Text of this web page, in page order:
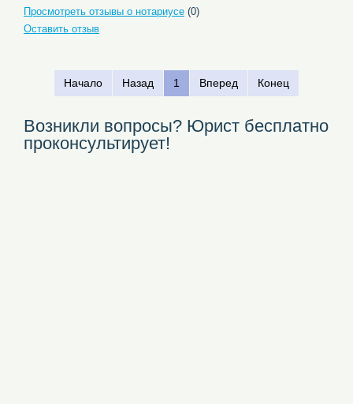
Просмотреть отзывы о нотариусе (0)
Оставить отзыв
Начало Назад 1 Вперед Конец
Возникли вопросы? Юрист бесплатно
проконсультирует!